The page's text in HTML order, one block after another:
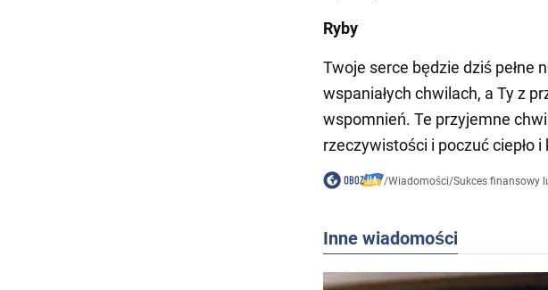
Ryby
Twoje serce będzie dziś pełne
wspaniałych chwilach, a Ty z
wspomnień. Te przyjemne
rzeczywistości i poczuć ciepło
/Wiadomości/Sukces finansowy
Inne wiadomości